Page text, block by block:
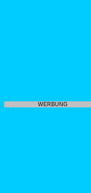
WERBUNG